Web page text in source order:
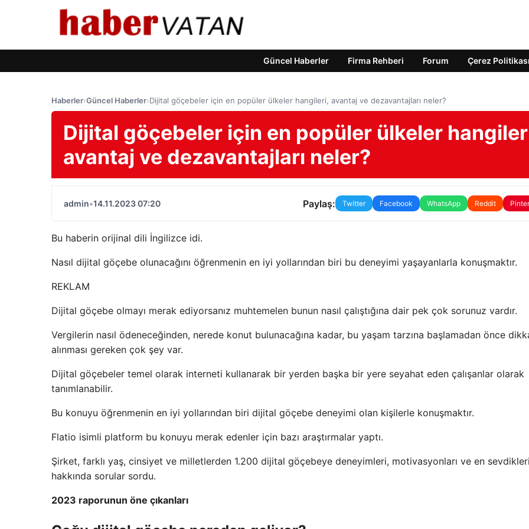
Güncel Haberler Firma Rehberi Forum Çerez Politikası
Haberler›Güncel Haberler›Dijital göçebeler için en popüler ülkeler hangileri, avantaj ve dezavantajları neler?
Dijital göçebeler için en popüler ülkeler
avantaj ve dezavantajları neler?
admin•14.11.2023 07:20 Paylaş: Twitter Facebook WhatsApp Reddit
Bu haberin orijinal dili İngilizce idi.
Nasıl dijital göçebe olunacağını öğrenmenin en iyi yollarından biri bu deneyimi yaşayanlarla konuşmaktır.
REKLAM
Dijital göçebe olmayı merak ediyorsanız muhtemelen bunun nasıl çalıştığına dair pek çok sorunuz vardır.
Vergilerin nasıl ödeneceğinden, nerede konut bulunacağına kadar, bu yaşam tarzına başlamadan önce
alınması gereken çok şey var.
Dijital göçebeler temel olarak interneti kullanarak bir yerden başka bir yere seyahat eden çalışanlar olarak
tanımlanabilir.
Bu konuyu öğrenmenin en iyi yollarından biri dijital göçebe deneyimi olan kişilerle konuşmaktır.
Flatio isimli platform bu konuyu merak edenler için bazı araştırmalar yaptı.
Şirket, farklı yaş, cinsiyet ve milletlerden 1.200 dijital göçebeye deneyimleri, motivasyonları ve en
hakkında sorular sordu.
2023 raporunun öne çıkanları